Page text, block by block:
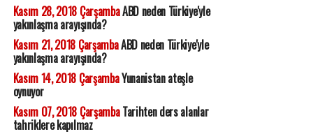
Kasım 28, 2018 ÇarşambaABD neden Türkiye'yle
yakınlaşma arayışında?
Kasım 21, 2018 ÇarşambaABD neden Türkiye'yle
yakınlaşma arayışında?
Kasım 14, 2018 ÇarşambaYunanistan ateşle
oynuyor
Kasım 07, 2018 ÇarşambaTarihten ders alanlar
tahriklere kapılmaz